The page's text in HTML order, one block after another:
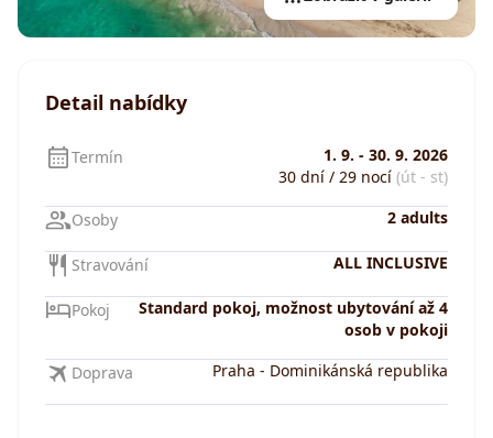
Detail nabídky
Termín 1. 9. - 30. 9. 2026
30 dní / 29 nocí (út - st)
Osoby 2 adults
Stravování ALL INCLUSIVE
Pokoj
Standard pokoj, možnost ubytování až 4
osob v pokoji
Doprava Praha - Dominikánská republika